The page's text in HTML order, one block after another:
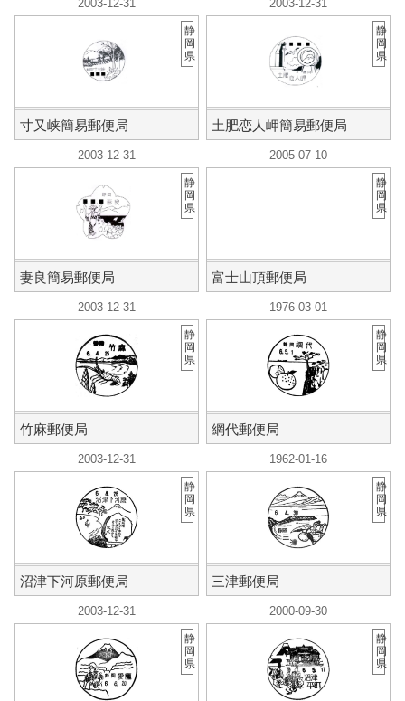
2003-12-31
寸又峡簡易郵便局
静
岡
県
2003-12-31
土肥恋人岬簡易郵便局
静
岡
県
2003-12-31
妻良簡易郵便局
静
岡
県
2005-07-10
富士山頂郵便局
静
岡
県
2003-12-31
竹麻郵便局
静
岡
県
1976-03-01
網代郵便局
静
岡
県
2003-12-31
沼津下河原郵便局
静
岡
県
1962-01-16
三津郵便局
静
岡
県
2003-12-31
静
岡
県
2000-09-30
静
岡
県